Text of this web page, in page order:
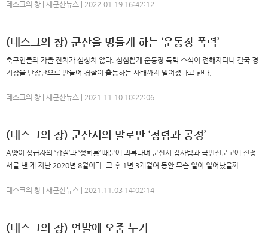
데스크의 창 | 새군산뉴스 | 2022.01.19 16:42:12
(데스크의 창) 군산을 병들게 하는 ‘운동장 폭력’
축구인들의 가을 잔치가 심상치 않다. 심심찮게 운동장 폭력 소식이 전해지더니 결국 경
기장을 난장판으로 만들어 경찰이 출동하는 사태까지 벌어졌다고 한다.
데스크의 창 | 새군산뉴스 | 2021.11.10 10:22:06
(데스크의 창) 군산시의 말로만 ‘청렴과 공정’
A양이 상급자의 ‘갑질’과 ‘성희롱’ 때문에 괴롭다며 군산시 감사팀과 국민신문고에 진정
서를 낸 게 지난 2020년 8월이다. 그 후 1년 3개월여 동안 무슨 일이 일어났을까.
데스크의 창 | 새군산뉴스 | 2021.11.03 14:02:14
(데스크의 창) 언발에 오줌 누기